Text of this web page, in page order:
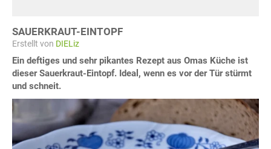
SAUERKRAUT-EINTOPF
Erstellt von DIELiz
Ein deftiges und sehr pikantes Rezept aus Omas Küche ist
dieser Sauerkraut-Eintopf. Ideal, wenn es vor der Tür stürmt
und schneit.